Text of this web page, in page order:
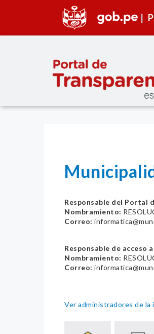
Responsable del Portal
Nombramiento:
Correo:
Responsable de acceso
Nombramiento:
Correo:
Ver administradores de la